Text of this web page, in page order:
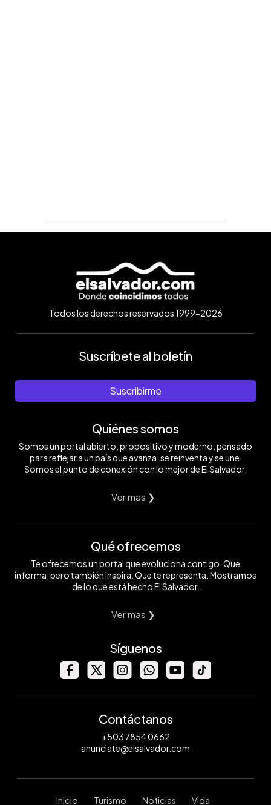
Todos los derechos reservados 1999-2026
Suscríbete al boletín
Suscribirme
Quiénes somos
Somos un portal abierto, propositivo y moderno, pensado
para reflejar a un país que avanza, se reinventa y se une.
Somos el punto de conexión con lo mejor de El Salvador.
Ver mas ❯
Qué ofrecemos
Te ofrecemos un portal que evoluciona contigo. Que
informa, pero también inspira. Que te representa. Mostramos
de lo que está hecho El Salvador.
Ver mas ❯
Síguenos
Contáctanos
+503 7854 0662
anunciate@elsalvador.com
Inicio Turismo Noticias Vida